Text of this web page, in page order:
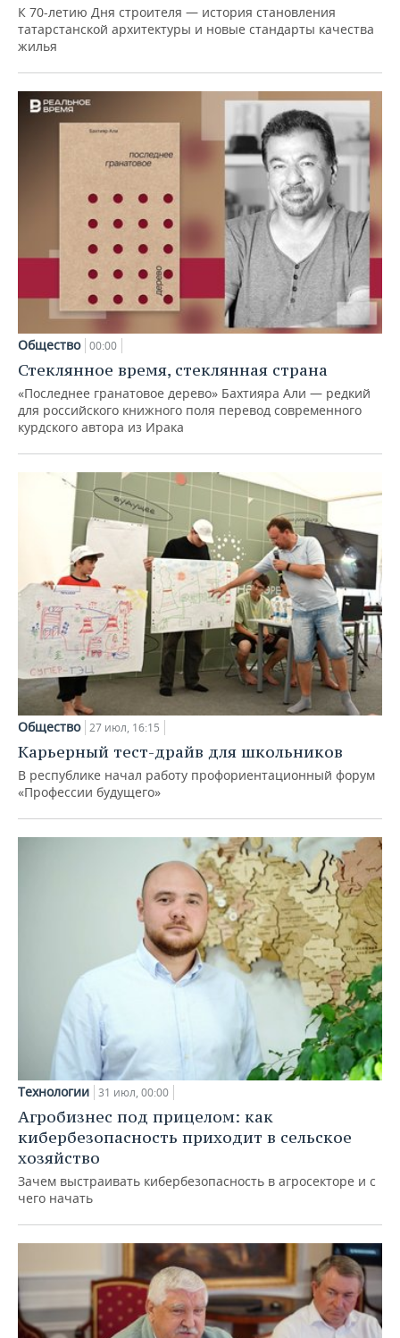
К 70-летию Дня строителя — история становления
татарстанской архитектуры и новые стандарты качества
жилья
Общество 00:00
Стеклянное время, стеклянная страна
«Последнее гранатовое дерево» Бахтияра Али — редкий
для российского книжного поля перевод современного
курдского автора из Ирака
Общество 27 июл, 16:15
Карьерный тест-драйв для школьников
В республике начал работу профориентационный форум
«Профессии будущего»
Технологии 31 июл, 00:00
Агробизнес под прицелом: как
кибербезопасность приходит в сельское
хозяйство
Зачем выстраивать кибербезопасность в агросекторе и с
чего начать